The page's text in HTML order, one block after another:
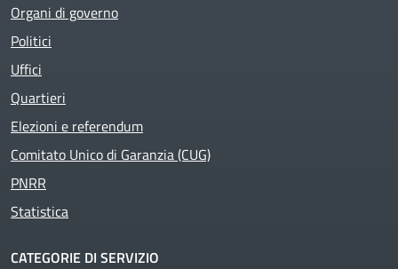
Organi di governo
Politici
Uffici
Quartieri
Elezioni e referendum
Comitato Unico di Garanzia (CUG)
PNRR
Statistica
CATEGORIE DI SERVIZIO